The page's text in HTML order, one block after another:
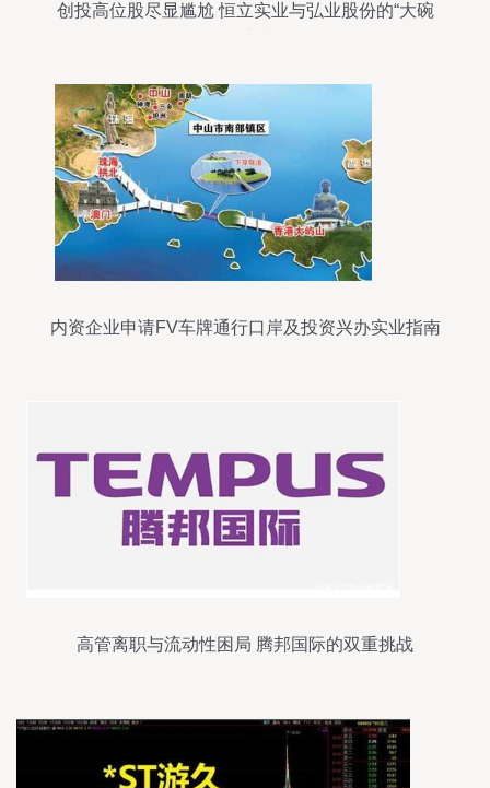
创投高位股尽显尴尬 恒立实业与弘业股份的“大碗
内资企业申请FV车牌通行口岸及投资兴办实业指南
高管离职与流动性困局 腾邦国际的双重挑战